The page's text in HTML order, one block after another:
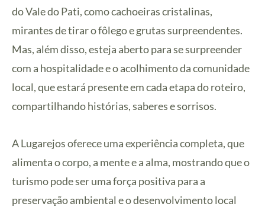
do Vale do Pati, como cachoeiras cristalinas,
mirantes de tirar o fôlego e grutas surpreendentes.
Mas, além disso, esteja aberto para se surpreender
com a hospitalidade e o acolhimento da comunidade
local, que estará presente em cada etapa do roteiro,
compartilhando histórias, saberes e sorrisos.
A Lugarejos oferece uma experiência completa, que
alimenta o corpo, a mente e a alma, mostrando que o
turismo pode ser uma força positiva para a
preservação ambiental e o desenvolvimento local